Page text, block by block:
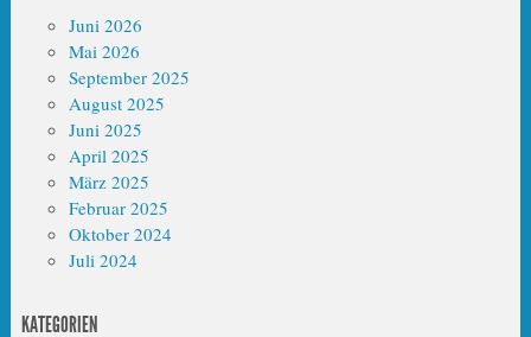
Juni 2026
Mai 2026
September 2025
August 2025
Juni 2025
April 2025
März 2025
Februar 2025
Oktober 2024
Juli 2024
KATEGORIEN